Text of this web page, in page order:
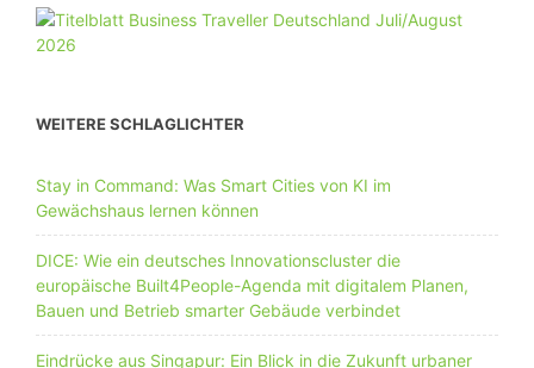
WEITERE SCHLAGLICHTER
Stay in Command: Was Smart Cities von KI im
Gewächshaus lernen können
DICE: Wie ein deutsches Innovationscluster die
europäische Built4People-Agenda mit digitalem Planen,
Bauen und Betrieb smarter Gebäude verbindet
Eindrücke aus Singapur: Ein Blick in die Zukunft urbaner